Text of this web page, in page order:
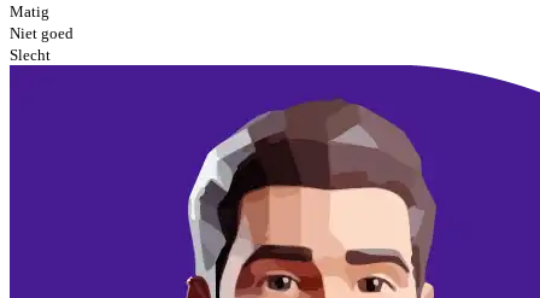
Matig
Niet goed
Slecht